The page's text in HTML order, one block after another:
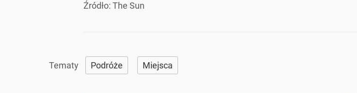
Źródło: The Sun
Podróże Miejsca